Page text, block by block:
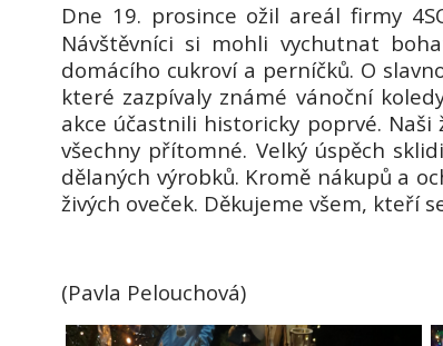
Dne 19. prosince ožil areál firmy
Návštěvníci si mohli vychutnat
domácího cukroví a perníčků. O
které zazpívaly známé vánoční
akce účastnili historicky poprvé.
všechny přítomné. Velký úspěch
dělaných výrobků. Kromě nákupů a
živých oveček. Děkujeme všem, kteří
(Pavla Pelouchová)